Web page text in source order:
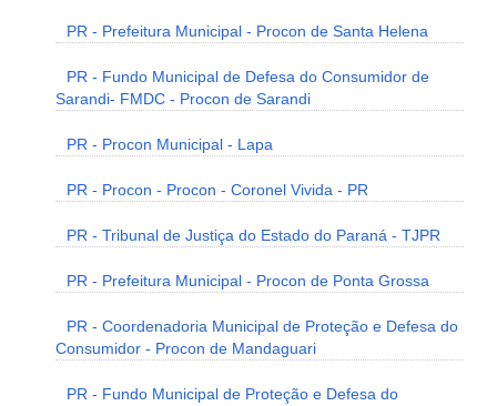
PR - Prefeitura Municipal - Procon de Santa Helena
PR - Fundo Municipal de Defesa do Consumidor de
Sarandi- FMDC - Procon de Sarandi
PR - Procon Municipal - Lapa
PR - Procon - Procon - Coronel Vivida - PR
PR - Tribunal de Justiça do Estado do Paraná - TJPR
PR - Prefeitura Municipal - Procon de Ponta Grossa
PR - Coordenadoria Municipal de Proteção e Defesa do
Consumidor - Procon de Mandaguari
PR - Fundo Municipal de Proteção e Defesa do